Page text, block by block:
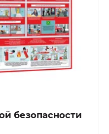
безопасности